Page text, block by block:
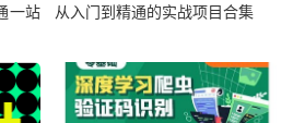
一站
从入门到精通的实战项目合集